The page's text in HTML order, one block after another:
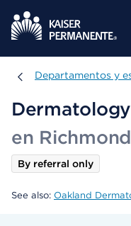
Departamentos y
Departamentos y
Dermatology
en
By referral only
See also: Oakland